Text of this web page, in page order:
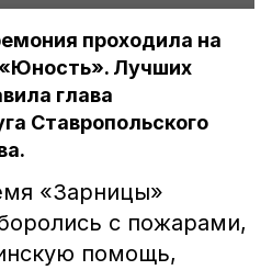
проходила на
Лучших
глава
Ставропольского
«Зарницы»
с пожарами,
помощь,